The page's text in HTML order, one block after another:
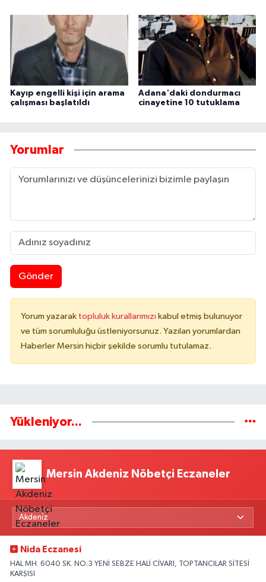
Kayıp engelli kişi için arama
çalışması başlatıldı
Adana'daki dondurmacı
cinayetine 10 tutuklama
Yorumlar
Gönder
Yorum yazarak topluluk kurallarımızı kabul etmiş bulunuyor
ve tüm sorumluluğu üstleniyorsunuz. Yazılan yorumlardan
Haberler Mersin hiçbir şekilde sorumlu tutulamaz.
Yükleniyor...
Mersin Akdeniz Nöbetçi Eczaneler
Nida Eczanesi
HAL MH. 6040 SK. NO:3 YENİ SEBZE HALİ CİVARI, TOPTANCILAR SİTESİ
KARŞISI